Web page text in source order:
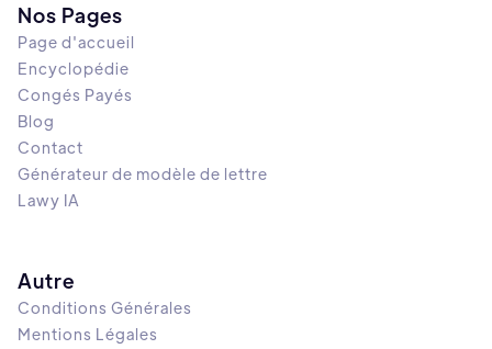
Nos Pages
Page d'accueil
Encyclopédie
Congés Payés
Blog
Contact
Générateur de modèle de lettre
Lawy IA
Autre
Conditions Générales
Mentions Légales